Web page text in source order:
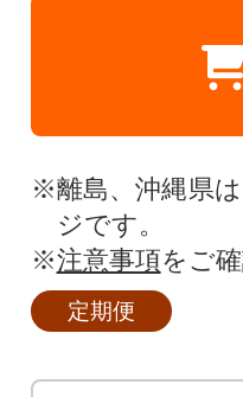
※離島、沖縄県
ジです。
※注意事項をご
定期便